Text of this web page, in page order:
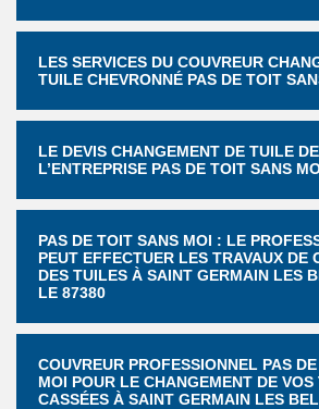
LES SERVICES DU COUVREUR
TUILE CHEVRONNÉ PAS DE TOIT
LE DEVIS CHANGEMENT DE TUILE
L’ENTREPRISE PAS DE TOIT SANS
PAS DE TOIT SANS MOI : LE
PEUT EFFECTUER LES TRAVAUX DE
DES TUILES À SAINT GERMAIN LES
LE 87380
COUVREUR PROFESSIONNEL PAS
MOI POUR LE CHANGEMENT DE VOS
CASSÉES À SAINT GERMAIN LES